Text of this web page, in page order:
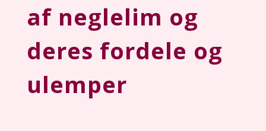
af neglelim og
deres fordele og
ulemper